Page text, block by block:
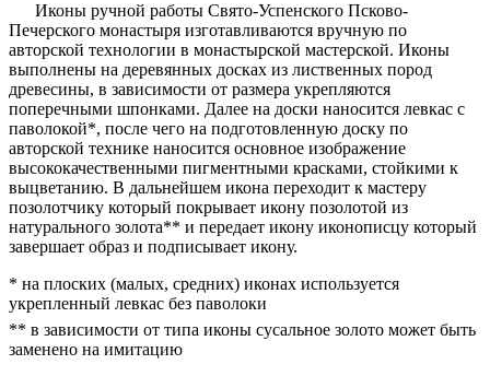
Иконы ручной работы Свято-Успенского Псково-
Печерского монастыря изготавливаются вручную по
авторской технологии в монастырской мастерской. Иконы
выполнены на деревянных досках из лиственных пород
древесины, в зависимости от размера укрепляются
поперечными шпонками. Далее на доски наносится левкас с
паволокой*, после чего на подготовленную доску по
авторской технике наносится основное изображение
высококачественными пигментными красками, стойкими к
выцветанию. В дальнейшем икона переходит к мастеру
позолотчику который покрывает икону позолотой из
натурального золота** и передает икону иконописцу который
завершает образ и подписывает икону.
* на плоских (малых, средних) иконах используется
укрепленный левкас без паволоки
** в зависимости от типа иконы сусальное золото может быть
заменено на имитацию